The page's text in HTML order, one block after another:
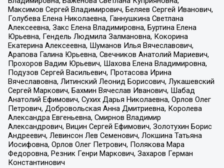
Максимов Сергей Владимирович, Беляев Сергей Иванович,
Голубева Елена Николаевна, Ганнушкина Светлана
Алексеевна, Закс Елена Владимировна, Буртина Елена
Юрьевна, Гендель Людмила Залмановна, Кокорина
Екатерина Алексеевна, Шуманов Илья Вячеславович,
Арапова Галина Юрьевна, Свечников Анатолий Мариевич,
Прохоров Вадим Юрьевич, Шахова Елена Владимировна,
Подузов Сергей Васильевич, Протасова Ирина
Вячеславовна, Литинский Леонид Борисович, Лукашевский
Сергей Маркович, Бахмин Вячеслав Иванович, Шабад
Анатолий Ефимович, Сухих Дарья Николаевна, Орлов Олег
Петрович, Добровольская Анна Дмитриевна, Королева
Александра Евгеньевна, Смирнов Владимир
Александрович, Вицин Сергей Ефимович, Золотухин Борис
Андреевич, Левинсон Лев Семенович, Локшина Татьяна
Иосифовна, Орлов Олег Петрович, Полякова Мара
Федоровна, Резник Генри Маркович, Захаров Герман
Константинович